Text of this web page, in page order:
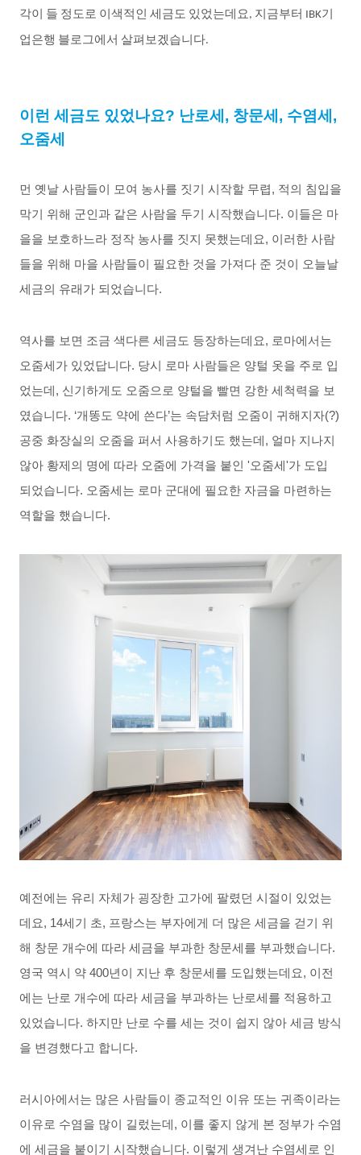
각이
들 정도로 이색적인 세금도 있었는데요 , 지금부터 IBK기
업은행 블로그에서 살펴보겠습니다.
이런 세금도 있었나요? 난로세 , 창문세 , 수염세 ,
오줌세
먼 옛날 사람들이 모여 농사를 짓기 시작할 무렵, 적의 침입을
막기
위해 군인과 같은 사람을 두기 시작했습니다. 이들은 마
을을 보호하느라 정작 농사를 짓지 못했는데요, 이러한 사람
들을 위해 마을 사람들이 필요한 것을 가져다 준 것이
오늘날
세금의 유래가 되었습니다.
역사를 보면 조금 색다른 세금도 등장하는데요, 로마에서는
오줌세가 있었답니다. 당시 로마 사람들은 양털 옷을 주로 입
었는데 , 신기하게도 오줌으로 양털을 빨면 강한 세척력을 보
였습니다. ‘개똥도 약에 쓴다’는 속담처럼 오줌이 귀해지자(?)
공중 화장실의 오줌을 퍼서 사용하기도 했는데 , 얼마 지나지
않아 황제의 명에 따라 오줌에 가격을 붙인
'오줌세 '가 도입
되었습니다. 오줌세는 로마 군대에 필요한 자금을 마련하는
역할을 했습니다.
예전에는 유리 자체가 굉장한 고가에 팔렸던 시절이
있었는
데요, 14세기 초, 프랑스는 부자에게 더 많은 세금을 걷기
위
해 창문 개수에 따라 세금을 부과한 창문세를 부과했습니다.
영국 역시 약 400년이 지난 후 창문세를 도입했는데요, 이전
에는 난로 개수에 따라 세금을 부과하는 난로세를 적용하고
있었습니다. 하지만 난로 수를 세는 것이 쉽지 않아 세금 방식
을 변경했다고 합니다.
러시아에서는 많은 사람들이 종교적인 이유 또는 귀족이라는
이유로 수염을 많이 길렀는데 , 이를 좋지 않게 본 정부가 수염
에 세금을 붙이기 시작했습니다. 이렇게 생겨난 수염세로 인